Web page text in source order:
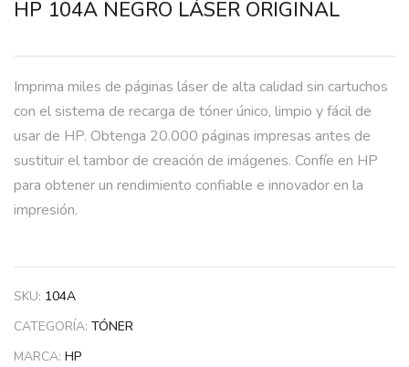
HP 104A NEGRO LÁSER ORIGINAL
Imprima miles de páginas láser de alta calidad sin cartuchos
con el sistema de recarga de tóner único, limpio y fácil de
usar de HP. Obtenga 20.000 páginas impresas antes de
sustituir el tambor de creación de imágenes. Confíe en HP
para obtener un rendimiento confiable e innovador en la
impresión.
SKU: 104A
CATEGORÍA: TÓNER
MARCA: HP